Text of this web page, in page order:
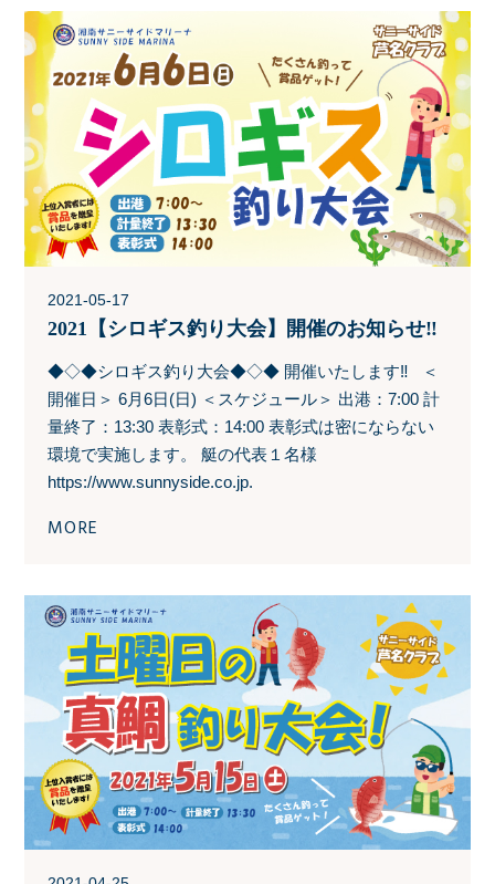
2021-05-17
2021【シロギス釣り大会】開催のお知らせ‼
◆◇◆シロギス釣り大会◆◇◆ 開催いたします‼ ＜
開催日＞ 6月6日(日) ＜スケジュール＞ 出港：7:00 計
量終了：13:30 表彰式：14:00 表彰式は密にならない
環境で実施します。 艇の代表１名様
https://www.sunnyside.co.jp.
MORE